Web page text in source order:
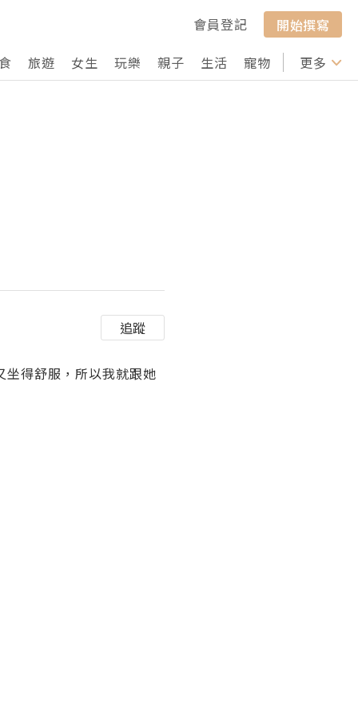
會員登記
開始撰寫
旅遊 女生 玩樂 親子 生活 寵物 行山 打卡
更多
追蹤
得舒服，所以我就跟她